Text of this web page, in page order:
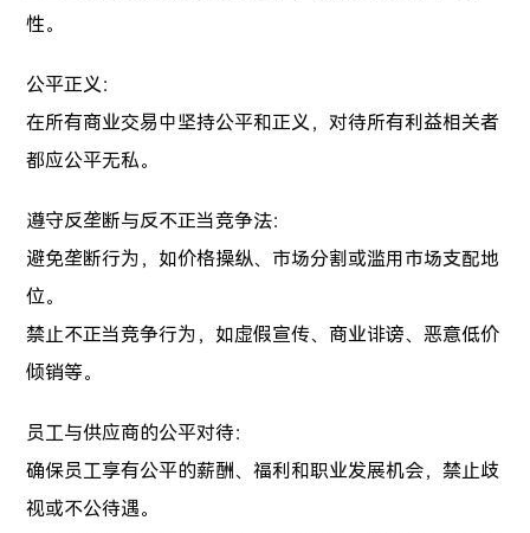
性。
公平正义：
在所有商业交易中坚持公平和正义，对待所有利益相关者
都应公平无私。
遵守反垄断与反不正当竞争法：
避免垄断行为，如价格操纵、市场分割或滥用市场支配地
位。
禁止不正当竞争行为，如虚假宣传、商业诽谤、恶意低价
倾销等。
员工与供应商的公平对待：
确保员工享有公平的薪酬、福利和职业发展机会，禁止歧
视或不公待遇。